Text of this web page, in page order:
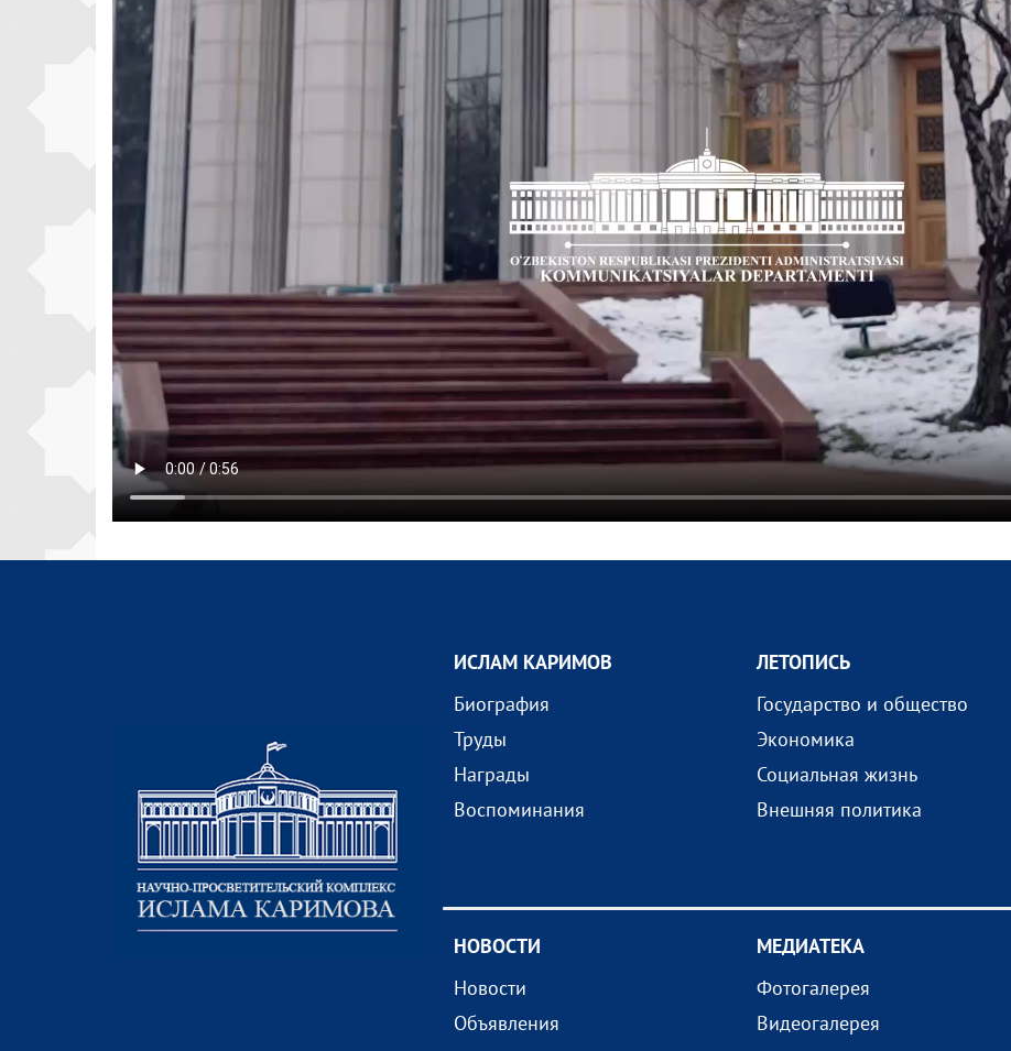
ИСЛАМ КАРИМОВ
Биография
Труды
Награды
Воспоминания
ЛЕТОПИСЬ
Государство и общество
Экономика
Социальная жизнь
Внешняя политика
НОВОСТИ
Новости
Объявления
МEДИАТEКА
Фотогалерея
Видеогалерея